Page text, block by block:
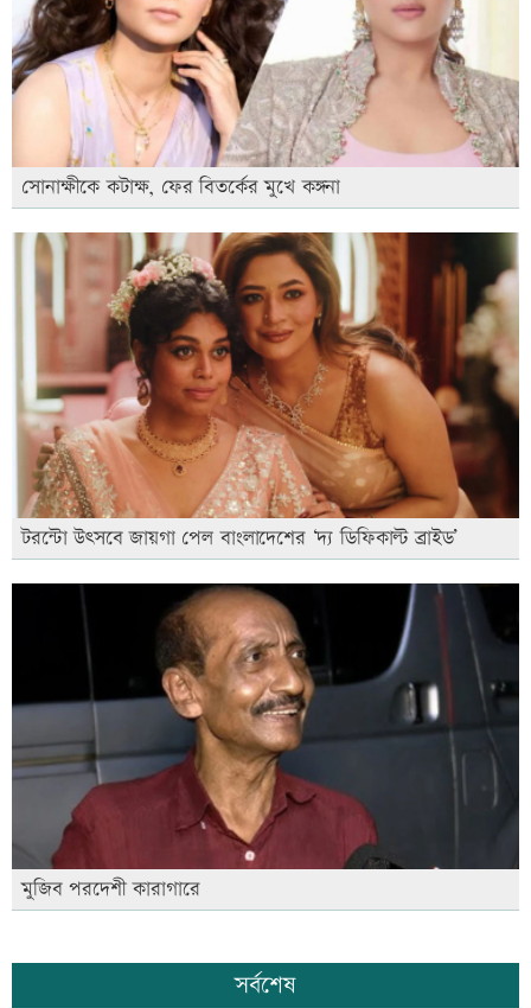
সোনাক্ষীকে কটাক্ষ, ফের বিতর্কের মুখে কঙ্গনা
টরন্টো উৎসবে জায়গা পেল বাংলাদেশের ‘দ্য ডিফিকাল্ট ব্রাইড’
মুজিব পরদেশী কারাগারে
সর্বশেষ